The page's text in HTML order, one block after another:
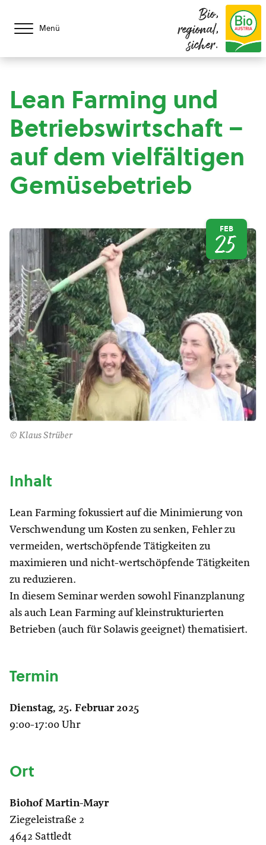
Menü
Bio,
regional,
sicher.
Lean Farming und
Betriebswirtschaft –
auf dem vielfältigen
Gemüsebetrieb
© Klaus Strüber
FEB
25
Inhalt
Lean Farming fokussiert auf die Minimierung von
Verschwendung um Kosten zu senken, Fehler zu
vermeiden, wertschöpfende Tätigkeiten zu
maximieren und nicht-wertschöpfende Tätigkeiten
zu reduzieren.
In diesem Seminar werden sowohl Finanzplanung
als auch Lean Farming auf kleinstrukturierten
Betrieben (auch für Solawis geeignet) thematisiert.
Termin
Dienstag, 25. Februar 2025
9:00-17:00 Uhr
Ort
Biohof Martin-Mayr
Ziegeleistraße 2
4642 Sattledt